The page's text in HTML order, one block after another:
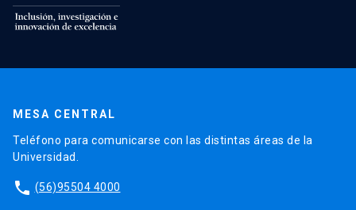
MESA CENTRAL
Teléfono para comunicarse con las distintas áreas de la
Universidad.
phone (56)95504 4000